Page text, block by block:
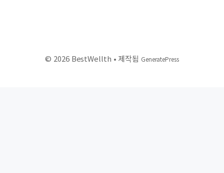
© 2026 BestWellth • 제작됨 GeneratePress